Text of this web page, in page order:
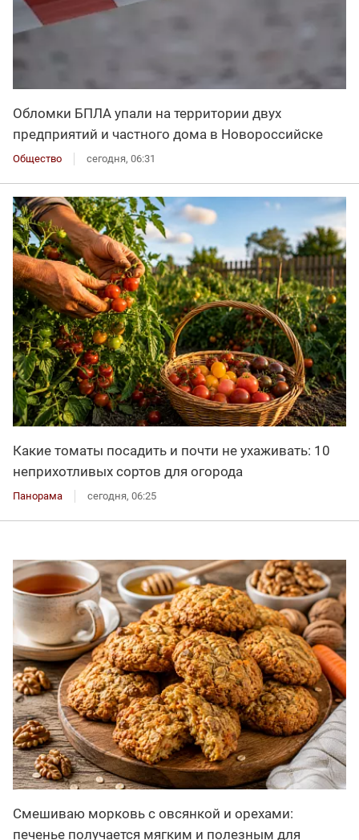
Обломки БПЛА упали на территории двух
предприятий и частного дома в Новороссийске
Общество сегодня, 06:31
Какие томаты посадить и почти не ухаживать: 10
неприхотливых сортов для огорода
Панорама сегодня, 06:25
Смешиваю морковь с овсянкой и орехами:
печенье получается мягким и полезным для